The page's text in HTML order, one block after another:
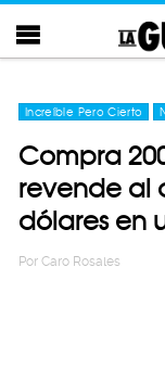
Increíble Pero Cierto
Compra
revende al
dólares en
Por Caro Rosales